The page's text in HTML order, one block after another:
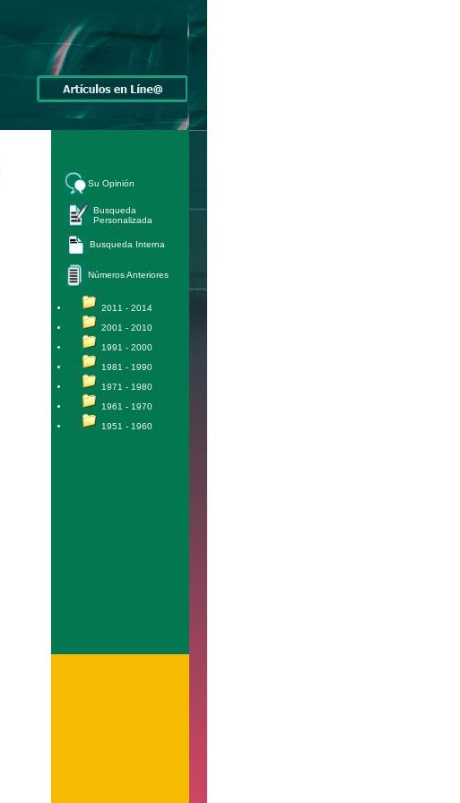
Su Opinión
Busqueda
Personalizada
Busqueda Interna
Números Anteriores
2011 - 2014
2001 - 2010
1991 - 2000
1981 - 1990
1971 - 1980
1961 - 1970
1951 - 1960